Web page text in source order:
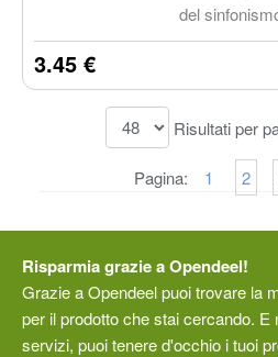
del
Questa
nell'universo
trascendente
3.45 €
Risultati per
Pagina: 1 2
Risparmia grazie a Opendeel!
Grazie a Opendeel puoi trovare la
per il prodotto che stai cercando.
servizi, puoi tenere d'occhio i tuoi